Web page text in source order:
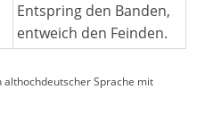
Entspring den Banden,
entweich den Feinden.
Sprache mit